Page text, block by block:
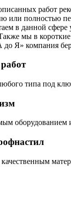
работ
или
в данной
мы в
Я» компания
типа под